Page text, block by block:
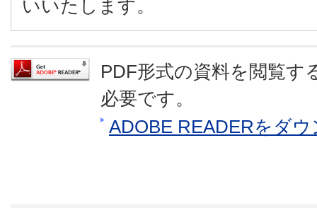
いいたします。
PDF形式の資料を閲覧す
必要です。
ADOBE READERをダ